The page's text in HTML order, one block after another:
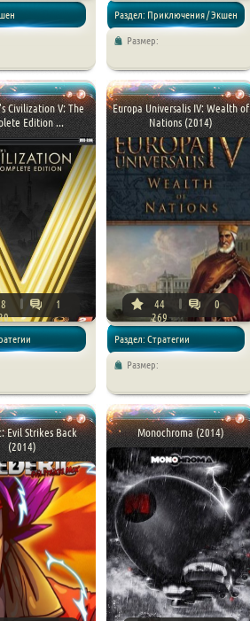
Раздел: Приключения / Экшен
Размер:
Civilization V: The
Edition ...
1
Europa Universalis IV: Wealth of
Nations (2014)
44
269
0
Раздел: Стратегии
Размер:
Evil Strikes Back
(2014)
Monochroma (2014)